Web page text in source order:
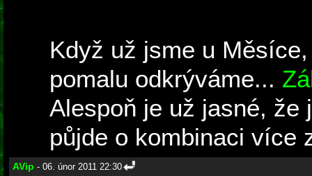
Když už jsme u
pomalu odkrýváme...
Alespoň je už jasné,
půjde o kombinaci více
AVip - 06. únor 2011 22:30